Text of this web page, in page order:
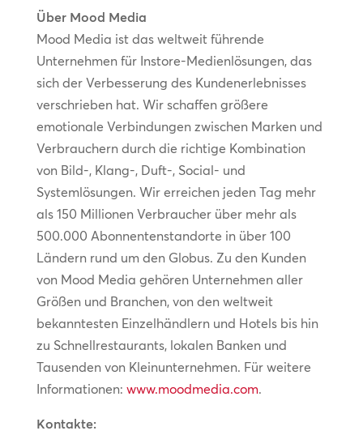
Über Mood Media
Mood Media ist das weltweit führende
Unternehmen für Instore-Medienlösungen, das
sich der Verbesserung des Kundenerlebnisses
verschrieben hat. Wir schaffen größere
emotionale Verbindungen zwischen Marken und
Verbrauchern durch die richtige Kombination
von Bild-, Klang-, Duft-, Social- und
Systemlösungen. Wir erreichen jeden Tag mehr
als 150 Millionen Verbraucher über mehr als
500.000 Abonnentenstandorte in über 100
Ländern rund um den Globus. Zu den Kunden
von Mood Media gehören Unternehmen aller
Größen und Branchen, von den weltweit
bekanntesten Einzelhändlern und Hotels bis hin
zu Schnellrestaurants, lokalen Banken und
Tausenden von Kleinunternehmen. Für weitere
Informationen: www.moodmedia.com.
Kontakte: